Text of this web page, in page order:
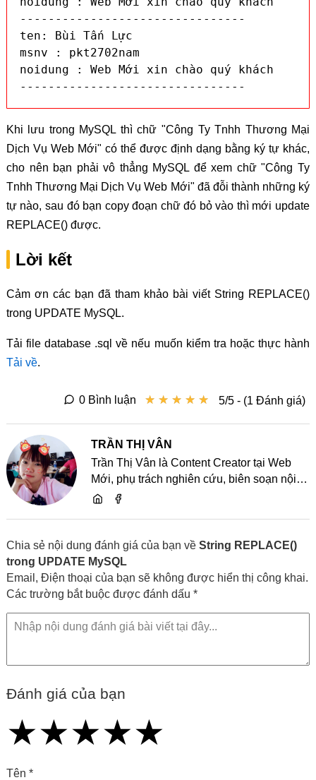
--------------------------------
ten: Bùi Tấn Lực
msnv : pkt2702nam
noidung : Web Mới xin chào quý khách
--------------------------------
Khi lưu trong MySQL thì chữ "Công Ty Tnhh Thương Mại
Dịch Vụ Web Mới" có thể được định dạng bằng ký tự khác,
cho nên bạn phải vô thẳng MySQL để xem chữ "Công Ty
Tnhh Thương Mại Dịch Vụ Web Mới" đã đỗi thành những ký
tự nào, sau đó bạn copy đoạn chữ đó bỏ vào thì mới update
REPLACE() được.
Lời kết
Cảm ơn các bạn đã tham khảo bài viết String REPLACE()
trong UPDATE MySQL.
Tải file database .sql về nếu muốn kiểm tra hoặc thực hành
Tải về.
★ ★ ★ ★ ★
★ ★ ★ ★ ★ 5/5 - (1 Đánh giá)
0 Bình luận
TRẦN THỊ VÂN
Trần Thị Vân là Content Creator tại Web
Mới, phụ trách nghiên cứu, biên soạn nội
dung và chia sẻ kiến thức về website, SEO,
Chia sẻ nội dung đánh giá của bạn về String REPLACE()
trong UPDATE MySQL
Email, Điện thoại của bạn sẽ không được hiển thị công khai.
Các trường bắt buộc được đánh dấu *
Đánh giá của bạn
★
★★
★★★
★★★★
★★★★★
Tên *